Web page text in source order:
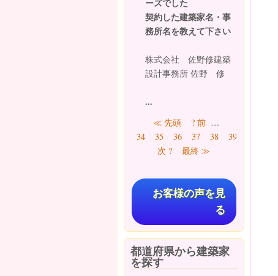
ーズでした
契約した建築家名・事
務所名を教えて下さい
株式会社 佐野修建築
設計事務所 佐野 修
...
ページ≪ 先頭 ? 前 …
34
35 36 37 38 39
次 ?
最終 ≫
お客様の声を見
る
都道府県から建築家
を探す